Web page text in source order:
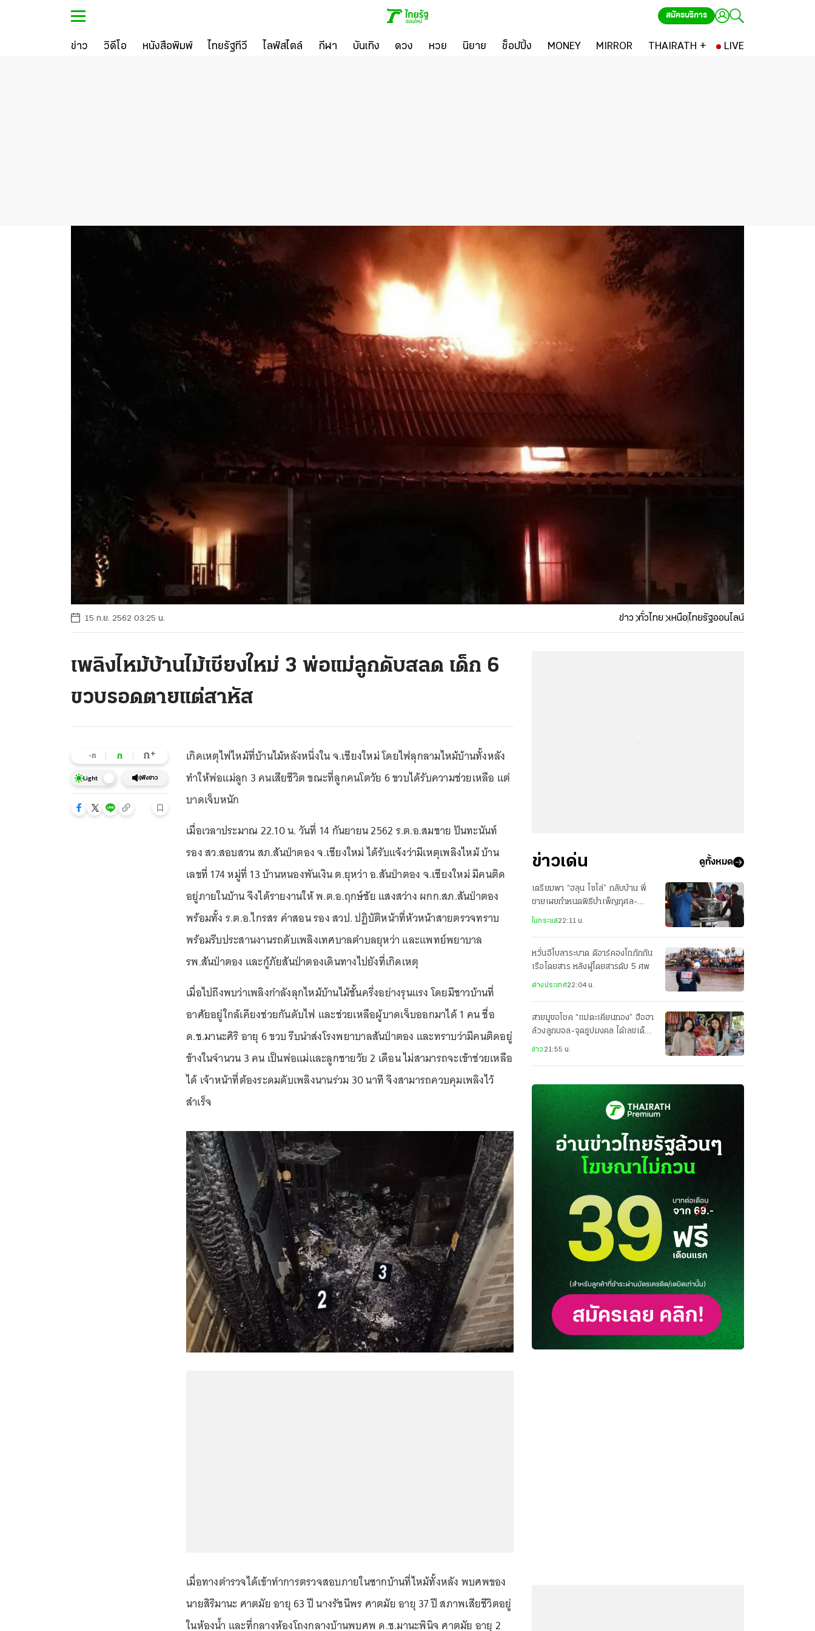
สมัครบริการ
ข่าว วิดีโอ หนังสือพิมพ์ ไทยรัฐทีวี ไลฟ์สไตล์ กีฬา บันเทิง ดวง หวย นิยาย ช็อปปิ้ง MONEY MIRROR THAIRATH + LIVE
15 ก.ย. 2562 03:25 น. ข่าว ทั่วไทย เหนือไทยรัฐออนไลน์
เพลิงไหม้บ้านไม้เชียงใหม่ 3 พ่อแม่ลูกดับสลด เด็ก 6
ขวบรอดตายแต่สาหัส
-ก ก ก+
Light ฟังข่าว
เกิดเหตุไฟไหม้ที่บ้านไม้หลังหนึ่งใน จ.เชียงใหม่ โดยไฟลุกลามไหม้บ้านทั้งหลัง
ทำให้พ่อแม่ลูก 3 คนเสียชีวิต ขณะที่ลูกคนโตวัย 6 ขวบได้รับความช่วยเหลือ แต่
บาดเจ็บหนัก
เมื่อเวลาประมาณ 22.10 น. วันที่ 14 กันยายน 2562 ร.ต.อ.สมชาย ปันทะนันท์
รอง สว.สอบสวน สภ.สันป่าตอง จ.เชียงใหม่ ได้รับแจ้งว่ามีเหตุเพลิงไหม้ บ้าน
เลขที่ 174 หมู่ที่ 13 บ้านหนองพันเงิน ต.ยุหว่า อ.สันป่าตอง จ.เชียงใหม่ มีคนติด
อยู่ภายในบ้าน จึงได้รายงานให้ พ.ต.อ.ฤกษ์ชัย แสงสว่าง ผกก.สภ.สันป่าตอง
พร้อมทั้ง ร.ต.อ.ไกรสร คำสอน รอง สวป. ปฏิบัติหน้าที่หัวหน้าสายตรวจทราบ
พร้อมรีบประสานงานรถดับเพลิงเทศบาลตำบลยุหว่า และแพทย์พยาบาล
รพ.สันป่าตอง และกู้ภัยสันป่าตองเดินทางไปยังที่เกิดเหตุ
เมื่อไปถึงพบว่าเพลิงกำลังลุกไหม้บ้านไม้ชั้นครึ่งอย่างรุนแรง โดยมีชาวบ้านที่
อาศัยอยู่ใกล้เคียงช่วยกันดับไฟ และช่วยเหลือผู้บาดเจ็บออกมาได้ 1 คน ชื่อ
ด.ช.มานะศิริ อายุ 6 ขวบ รีบนำส่งโรงพยาบาลสันป่าตอง และทราบว่ามีคนติดอยู่
ข้างในจำนวน 3 คน เป็นพ่อแม่และลูกชายวัย 2 เดือน ไม่สามารถจะเข้าช่วยเหลือ
ได้ เจ้าหน้าที่ต้องระดมดับเพลิงนานร่วม 30 นาที จึงสามารถควบคุมเพลิงไว้
สำเร็จ
เมื่อทางตำรวจได้เข้าทำการตรวจสอบภายในซากบ้านที่ไหม้ทั้งหลัง พบศพของ
นายสิริมานะ ศาตมัย อายุ 63 ปี นางรัชนีพร ศาตมัย อายุ 37 ปี สภาพเสียชีวิตอยู่
ในห้องน้ำ และที่กลางห้องโถงกลางบ้านพบศพ ด.ช.มานะพินิจ ศาตมัย อายุ 2
ข่าวเด่น ดูทั้งหมด
เตรียมพา “ฮลุน โซโล่” กลับบ้าน พี่
ชายเผยกำหนดพิธีบำเพ็ญกุศล-
ฌาปนกิจศพ
ในกระแส22:11 น.
หวั่นอีโบลาระบาด ดีอาร์คองโกกักกัน
เรือโดยสาร หลังผู้โดยสารดับ 5 ศพ
ต่างประเทศ22:04 น.
สายมูขอโชค “แม่ตะเคียนทอง” ฮือฮา
ล้วงลูกบอล-จุดธูปมงคล ได้เลขเด็ด
ตรงกันเป๊ะ
ข่าว 21:55 น.